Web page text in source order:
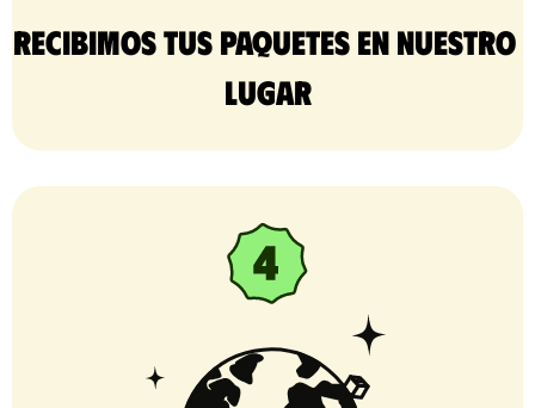
Recibimos tus paquetes en nuestro
lugar